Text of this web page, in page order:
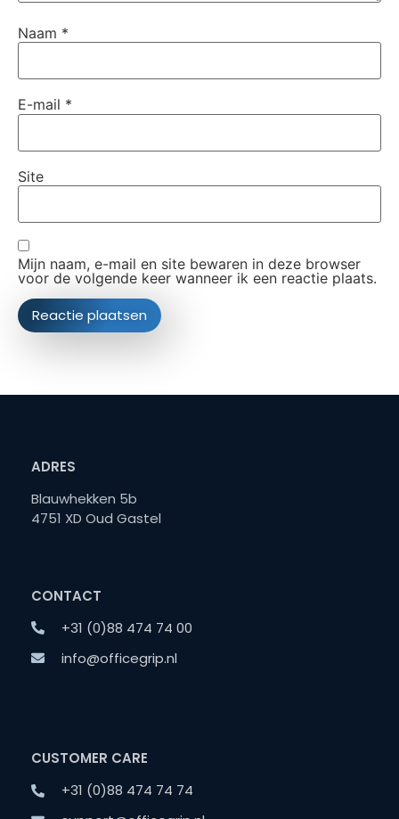
Naam *
E-mail *
Site
Mijn naam, e-mail en site bewaren in deze browser
voor de volgende keer wanneer ik een reactie plaats.
ADRES
Blauwhekken 5b
4751 XD Oud Gastel
CONTACT
+31 (0)88 474 74 00
info@officegrip.nl
CUSTOMER CARE
+31 (0)88 474 74 74